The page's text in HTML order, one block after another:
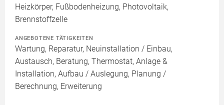
Heizkörper, Fußbodenheizung, Photovoltaik,
Brennstoffzelle
ANGEBOTENE TÄTIGKEITEN
Wartung, Reparatur, Neuinstallation / Einbau,
Austausch, Beratung, Thermostat, Anlage &
Installation, Aufbau / Auslegung, Planung /
Berechnung, Erweiterung